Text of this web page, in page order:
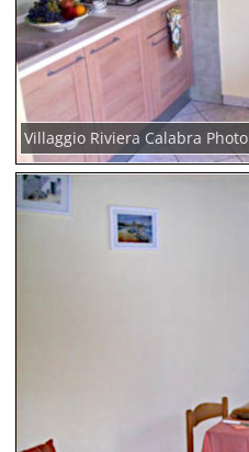
Villaggio Riviera Calabra Photo